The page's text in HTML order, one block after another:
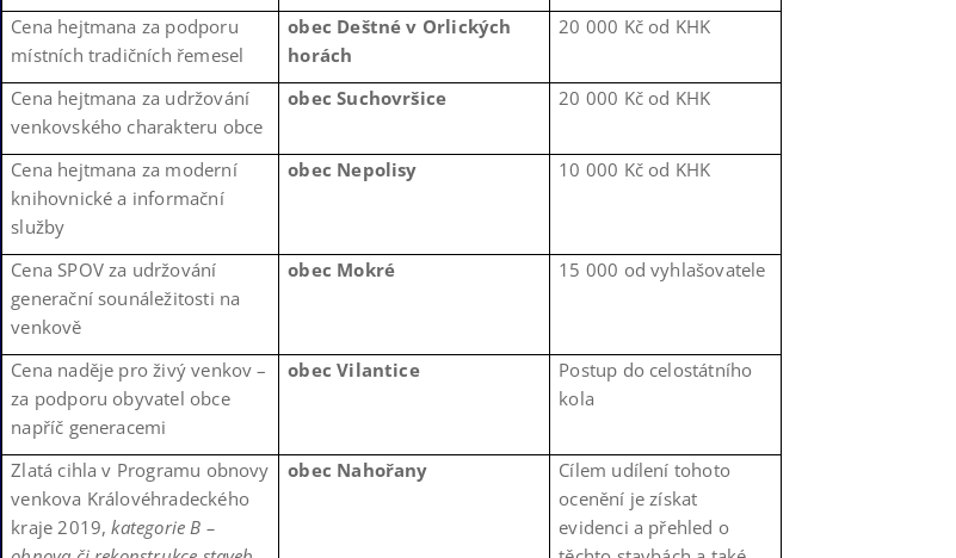
Cena hejtmana za podporu
místních tradičních řemesel
obec Deštné v Orlických
horách
20 000 Kč od KHK
Cena hejtmana za udržování
venkovského charakteru obce
obec Suchovršice 20 000 Kč od KHK
Cena hejtmana za moderní
knihovnické a informační
služby
obec Nepolisy 10 000 Kč od KHK
Cena SPOV za udržování
generační sounáležitosti na
venkově
obec Mokré 15 000 od vyhlašovatele
Cena naděje pro živý venkov –
za podporu obyvatel obce
napříč generacemi
obec Vilantice
Postup do celostátního
kola
Zlatá cihla v Programu obnovy
venkova Královéhradeckého
kraje 2019,kategorie B –
obec Nahořany
Cílem udílení tohoto
ocenění je získat
evidenci a přehled o